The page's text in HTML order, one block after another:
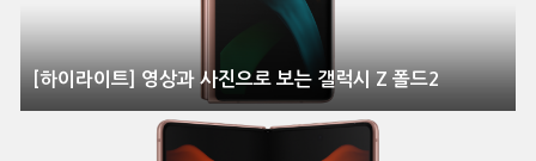
[하이라이트] 영상과 사진으로 보는 갤럭시 Z 폴드2